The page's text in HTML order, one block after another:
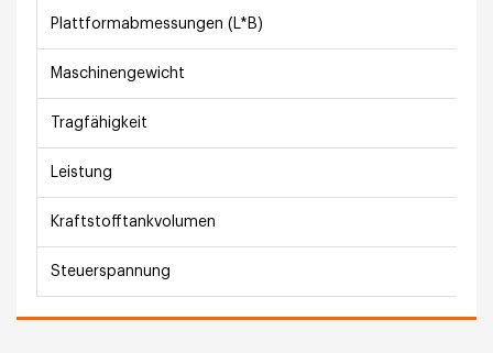
Plattformabmessungen (L*B)
Maschinengewicht
Tragfähigkeit
Leistung
Kraftstofftankvolumen
Steuerspannung